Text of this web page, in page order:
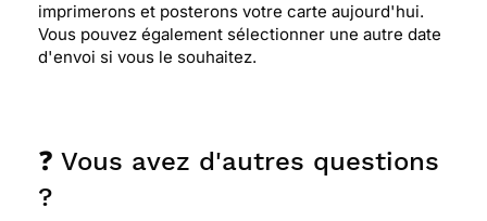
imprimerons et posterons votre carte aujourd'hui.
Vous pouvez également sélectionner une autre date
d'envoi si vous le souhaitez.
❓ Vous avez d'autres questions
?